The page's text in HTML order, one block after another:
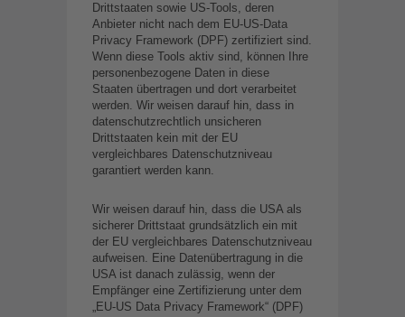
Drittstaaten sowie US-Tools, deren
Anbieter nicht nach dem EU-US-Data
Privacy Framework (DPF) zertifiziert sind.
Wenn diese Tools aktiv sind, können Ihre
personenbezogene Daten in diese
Staaten übertragen und dort verarbeitet
werden. Wir weisen darauf hin, dass in
datenschutzrechtlich unsicheren
Drittstaaten kein mit der EU
vergleichbares Datenschutzniveau
garantiert werden kann.
Wir weisen darauf hin, dass die USA als
sicherer Drittstaat grundsätzlich ein mit
der EU vergleichbares Datenschutzniveau
aufweisen. Eine Datenübertragung in die
USA ist danach zulässig, wenn der
Empfänger eine Zertifizierung unter dem
„EU-US Data Privacy Framework“ (DPF)